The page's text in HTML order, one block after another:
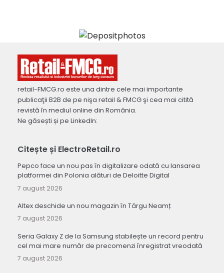
retail-FMCG.ro este una dintre cele mai importante
publicaţii B2B de pe nişa retail & FMCG şi cea mai citită
revistă în mediul online din România.
Ne găsești și pe LinkedIn:
Citește și ElectroRetail.ro
Pepco face un nou pas în digitalizare odată cu lansarea
platformei din Polonia alături de Deloitte Digital
7 august 2026
Altex deschide un nou magazin în Târgu Neamț
7 august 2026
Seria Galaxy Z de la Samsung stabilește un record pentru
cel mai mare număr de precomenzi înregistrat vreodată
7 august 2026